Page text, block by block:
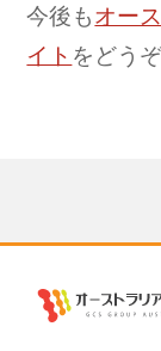
今後もオー
イト をどう